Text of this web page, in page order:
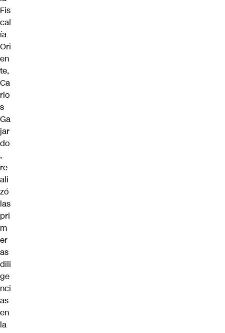
Fis
cal
ía
Ori
en
te,
Ca
rlo
s
Ga
jar
do
,
re
ali
zó
las
pri
m
er
as
dili
ge
nci
as
en
la